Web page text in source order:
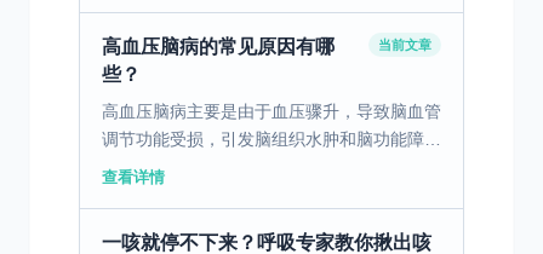
高血压脑病的常见原因有哪
些？
当前文章
高血压脑病主要是由于血压骤升，导致脑血管
调节功能受损，引发脑组织水肿和脑功能障
碍。早期症状常表现为头痛、眩晕、恶心等，
查看详情
一咳就停不下来？呼吸专家教你揪出咳